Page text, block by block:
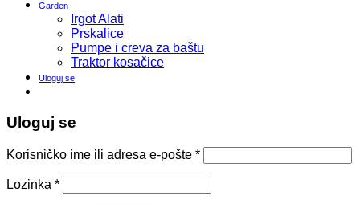
Garden
Irgot Alati
Prskalice
Pumpe i creva za baštu
Traktor kosačice
Uloguj se
Uloguj se
Korisničko ime ili adresa e-pošte *
Lozinka *